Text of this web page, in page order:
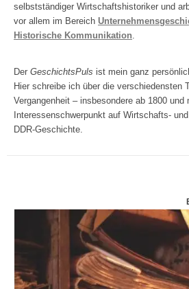
selbstständiger Wirtschaftshistoriker und
vor allem im Bereich
Historische Kommunikation
Der GeschichtsPuls ist mein ganz
Hier schreibe ich über die verschiedensten
Vergangenheit – insbesondere ab 1800 und
Interessenschwerpunkt auf Wirtschafts-
DDR-Geschichte.